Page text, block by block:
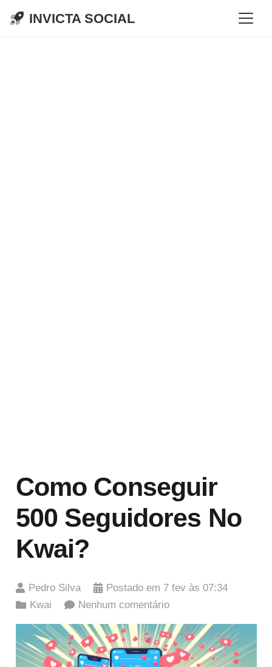
INVICTA SOCIAL
Como Conseguir
500 Seguidores No
Kwai?
Pedro Silva Postado em 7 fev às 07:34
Kwai
Nenhum comentário